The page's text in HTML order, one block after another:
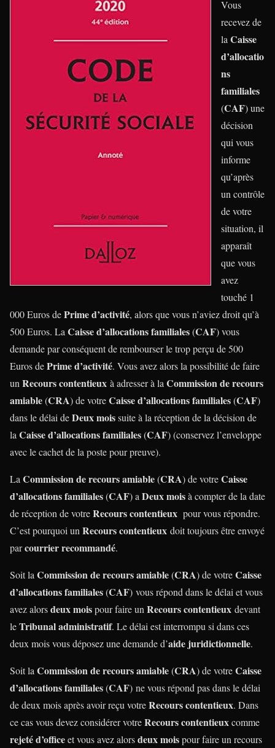
Vous
recevez de
laCaisse
d’allocatio
ns
familiales
(CAF) une
décision
qui vous
informe
qu’après
un contrôle
de votre
situation, il
apparaît
que vous
avez
touché 1
000 Euros dePrime d’activité, alors que vous n’aviez droit qu’à
500 Euros. LaCaisse d’allocations familiales(CAF) vous
demande par conséquent de rembourser le trop perçu de 500
Euros dePrime d’activité. Vous avez alors la possibilité de faire
unRecours contentieux à adresser à laCommission de recours
amiable(CRA) de votreCaisse d’allocations familiales(CAF)
dans le délai deDeux moissuite à la réception de la décision de
laCaisse d’allocations familiales(CAF) (conservez l’enveloppe
avec le cachet de la poste pour preuve).
LaCommission de recours amiable(CRA) de votreCaisse
d’allocations familiales(CAF) aDeux moisà compter de la date
de réception de votreRecours contentieux pour vous répondre.
C’est pourquoi unRecours contentieux doit toujours être envoyé
parcourrier recommandé.
Soit laCommission de recours amiable(CRA) de votreCaisse
d’allocations familiales(CAF) vous réponddans le délai et vous
avez alorsdeux moispour faire unRecours contentieux devant
leTribunal administratif. Le délai est interrompu si dans ces
deux mois vous déposez une demande d’aide juridictionnelle.
Soit laCommission de recours amiable(CRA) de votreCaisse
d’allocations familiales(CAF) ne vous répond pasdans le délai
de deux mois après avoir reçu votreRecours contentieux. Dans
ce cas vous devez considérer votreRecours contentieuxcomme
rejeté d’officeet vous avez alorsdeux moispour faire un recours